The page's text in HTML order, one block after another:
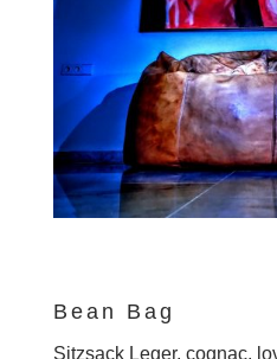
Bean Bag
Sitzsack Leger, cognac,